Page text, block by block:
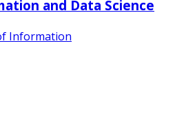
and Data Science
Information